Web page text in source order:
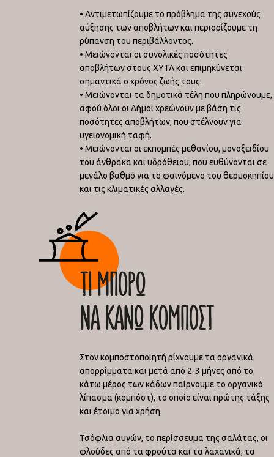
• Αντιμετωπίζουμε το πρόβλημα της συνεχούς
αύξησης των αποβλήτων και περιορίζουμε τη
ρύπανση του περιβάλλοντος.
• Μειώνονται οι συνολικές ποσότητες
αποβλήτων στους ΧΥΤΑ και επιμηκύνεται
σημαντικά ο χρόνος ζωής τους.
• Μειώνονται τα δημοτικά τέλη που πληρώνουμε,
αφού όλοι οι Δήμοι χρεώνουν με βάση τις
ποσότητες αποβλήτων, που στέλνουν για
υγειονομική ταφή.
• Μειώνονται οι εκπομπές μεθανίου, μονοξειδίου
του άνθρακα και υδρόθειου, που ευθύνονται σε
μεγάλο βαθμό για το φαινόμενο του θερμοκηπίου
και τις κλιματικές αλλαγές.
ΤΙ ΜΠΟΡΩ
ΝΑ ΚΑΝΩ ΚΟΜΠΟΣΤ
Στον κομποστοποιητή ρίχνουμε τα οργανικά
απορρίμματα και μετά από 2-3 μήνες από το
κάτω μέρος των κάδων παίρνουμε το οργανικό
λίπασμα (κομπόστ), το οποίο είναι πρώτης τάξης
και έτοιμο για χρήση.
Τσόφλια αυγών, το περίσσευμα της σαλάτας, οι
φλούδες από τα φρούτα και τα λαχανικά, τα